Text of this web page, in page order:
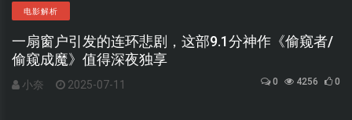
电影解析
一扇窗户引发的连环悲剧，这部9.1分神作《偷窥者/
偷窥成魔》值得深夜独享
小奈 2025-07-11 0 4256 0